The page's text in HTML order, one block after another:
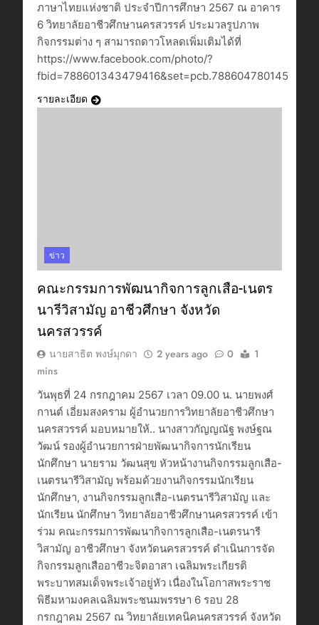
ภาษาไทยแห่งชาติ ประจำปีการศึกษา 2567 ณ อาคาร
6 วิทยาลัยอาชีวศึกษานครสวรรค์ ประมวลรูปภาพ
กิจกรรมต่าง ๆ สามารถดาวโหลดเพิ่มเติมได้ที่
https://www.facebook.com/photo/?
fbid=788601343479416&set=pcb.788604780145739
รายละเอียด
ข่าว
คณะกรรมการพัฒนากิจการลูกเสือ-เนตร
นารีวิสามัญ อาชีวศึกษา จังหวัด
นครสวรรค์
นายสาธิต พงษ์มุกดา 2 years ago 0
1
mins
วันพุธที่ 24 กรกฎาคม 2567 เวลา 09.00 น. นายพงศ์
กานต์ เอี่ยมสงคราม ผู้อำนวยการวิทยาลัยอาชีวศึกษา
นครสวรรค์ มอบหมายให้.. นางสาวกัญญณัฐ พงษ์ฐณ
วัฒน์ รองผู้อำนวยการฝ่ายพัฒนากิจการนักเรียน
นักศึกษา นายราม วัฒนสุข หัวหน้างานกิจกรรมลูกเสือ-
เนตรนารีวิสามัญ พร้อมด้วยงานกิจกรรมนักเรียน
นักศึกษา, งานกิจกรรมลูกเสือ-เนตรนารีวิสามัญ และ
นักเรียน นักศึกษา วิทยาลัยอาชีวศึกษานครสวรรค์ เข้า
ร่วม คณะกรรมการพัฒนากิจการลูกเสือ-เนตรนารี
วิสามัญ อาชีวศึกษา จังหวัดนครสวรรค์ ดำเนินการจัด
กิจกรรมลูกเสืออาชีวะจิตอาสา เฉลิมพระเกียรติ
พระบาทสมเด็จพระเจ้าอยู่หัว เนื่องในโอกาสพระราช
พิธีมหามงคลเฉลิมพระชนมพรรษา 6 รอบ 28
กรกฎาคม 2567 ณ วิทยาลัยเทคนิคนครสวรรค์ จังหวัด